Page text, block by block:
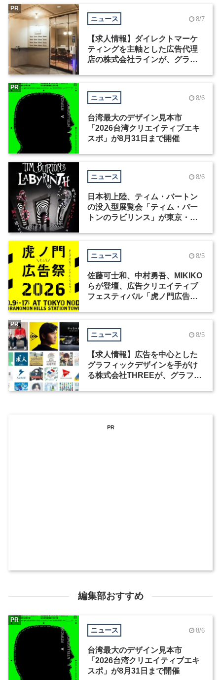
ニュース 8/7
【求人情報】ダイレクトマーケ
ティングを主軸とした広告代理
店の株式会社ラインが、グラフ
PR
ニュース 8/6
台湾最大のデザイン見本市
「2026台湾クリエイティブエキ
スポ」が8月31日まで開催
PR
ニュース 8/6
日本初上陸、ティム・バートン
の没入型展覧会「ティム・バー
トンのラビリンス」が東京・豊
ニュース 8/5
佐藤可士和、中村勇吾、MIKIKO
らが登壇、広告クリエイティブ
フェスティバル「虎ノ門広告
ニュース 8/5
【求人情報】広告を中心とした
グラフィックデザインを手がけ
る株式会社THREEが、グラフィ
PR
PR
編集部おすすめ
ニュース 8/6
台湾最大のデザイン見本市
「2026台湾クリエイティブエキ
スポ」が8月31日まで開催
PR